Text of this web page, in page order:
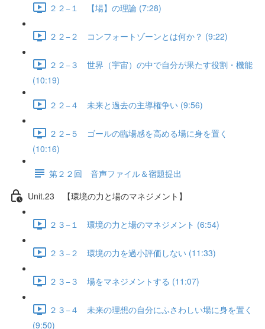
２２−１ 【場】の理論 (7:28)
２２−２ コンフォートゾーンとは何か？ (9:22)
２２−３ 世界（宇宙）の中で自分が果たす役割・機能
(10:19)
２２−４ 未来と過去の主導権争い (9:56)
２２−５ ゴールの臨場感を高める場に身を置く
(10:16)
第２２回 音声ファイル＆宿題提出
Unit.23 【環境の力と場のマネジメント】
２３−１ 環境の力と場のマネジメント (6:54)
２３−２ 環境の力を過小評価しない (11:33)
２３−３ 場をマネジメントする (11:07)
２３−４ 未来の理想の自分にふさわしい場に身を置く
(9:50)